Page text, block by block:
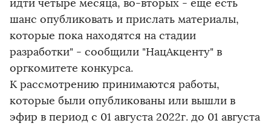
идти четыре месяца, во-вторых - еще есть
шанс опубликовать и прислать материалы,
которые пока находятся на стадии
разработки" - сообщили "НацАкценту" в
оргкомитете конкурса.
К рассмотрению принимаются работы,
которые были опубликованы или вышли в
эфир в период с 01 августа 2022г. до 01 августа